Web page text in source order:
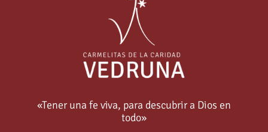
«Tener una fe viva, para descubrir a Dios en
todo»